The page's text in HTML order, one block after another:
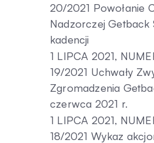
20/2021 Powołanie
Nadzorczej Getback
kadencji
1 LIPCA 2021,
19/2021 Uchwały
Zgromadzenia
czerwca 2021 r.
1 LIPCA 2021,
18/2021 Wykaz